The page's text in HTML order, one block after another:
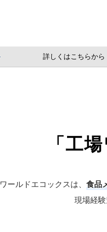
詳しくはこちらから
「工
ワールドエコックスは、 食品
現場経